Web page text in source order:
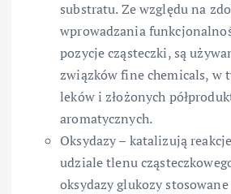
substratu. Ze względu na
wprowadzania
pozycje cząsteczki, są
związków fine chemicals, w
leków i złożonych
aromatycznych.
Oksydazy – katalizują
udziale tlenu
oksydazy glukozy